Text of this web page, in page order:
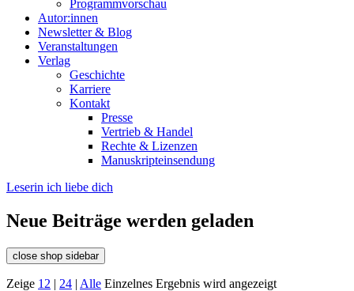
Programmvorschau
Autor:innen
Newsletter & Blog
Veranstaltungen
Verlag
Geschichte
Karriere
Kontakt
Presse
Vertrieb & Handel
Rechte & Lizenzen
Manuskripteinsendung
Leserin ich liebe dich
Neue Beiträge werden geladen
close shop sidebar
Zeige 12 | 24 | Alle Einzelnes Ergebnis wird angezeigt